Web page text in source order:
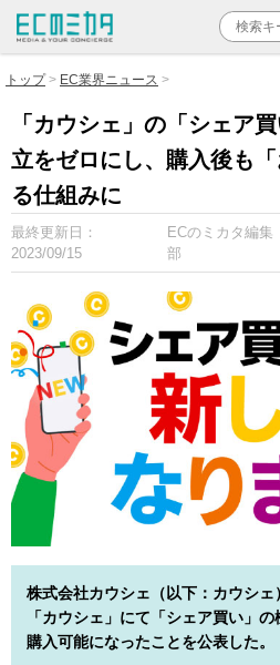
トップ EC業界ニュース
「カウシェ」の「シェア
立をゼロにし、購入後も
る仕組みに
最終更新日：
2023/09/15
ECのミカタ編集
部
株式会社カウシェ（以下：カウシェ
「カウシェ」にて「シェア買い」
購入可能になったことを公表した。